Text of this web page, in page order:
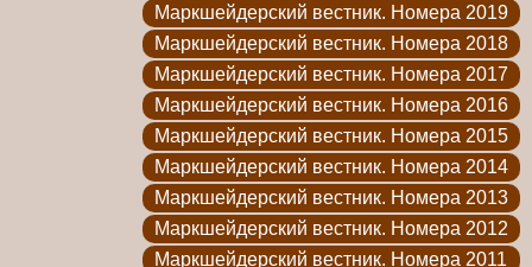
Маркшейдерский вестник. Номера 2019
Маркшейдерский вестник. Номера 2018
Маркшейдерский вестник. Номера 2017
Маркшейдерский вестник. Номера 2016
Маркшейдерский вестник. Номера 2015
Маркшейдерский вестник. Номера 2014
Маркшейдерский вестник. Номера 2013
Маркшейдерский вестник. Номера 2012
Маркшейдерский вестник. Номера 2011